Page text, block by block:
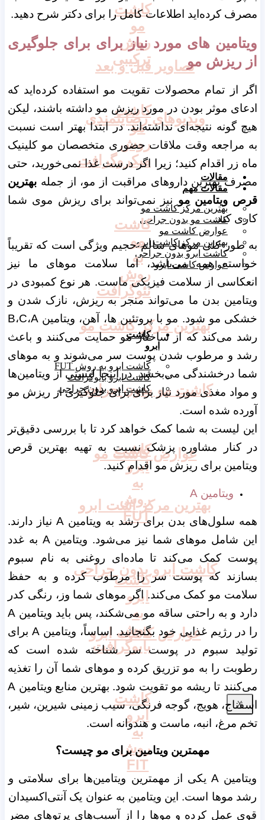
تصاویر قبل و بعد
ویدیوهای رضایتمندی
مقالات
مقالات مهم
بهترین مرکز کاشت مو
کاشت مو بدون جراحی
عوارض کاشت مو
بهترین مرکز کاشت ابرو
کاشت ابرو بدون جراحی
عوارض کاشت ابرو
بهترین مرکز کاشت مو
کاشت مو بدون جراحی
عوارض کاشت مو
بهترین مرکز اشت ابرو
کاشت ابرو بدون جراحی
عوارض کاشت ابرو
X
کاشت
مو
روش
ترکیبی
کاشت
مو
روش
میکروگرافت
کاشت
مو
به
روش
نئوگرافت
کاشت
ابرو
کاشت ابرو به روش FUT
کاشت ابرو بایوگرافت
کاشت ابرو بدون جراحی
کاشت
ابرو
به
روش
FUT
کاشت
ابرو
به
روش
بایوگرافت
کاشت
ابرو
به
روش
FIT
مصرف کرده‌اید اطلاعات کامل را برای دکتر شرح دهید.
ویتامین های مورد نیاز برای برای جلوگیری
از ریزش مو
اگر از تمام محصولات تقویت مو استفاده کرده‌اید که
ادعای موثر بودن در مورد ریزش مو داشته باشند، لیکن
هیچ گونه نتیجه‌ای نداشته‌اند. در ابتدا بهتر است نسبت
به مراجعه وقت ملاقات حضوری متخصصان مو کلینیک
ماه زر اقدام کنید؛ زیرا اگر درست غذا نمی‌خورید، حتی
مصرف بهترین دارو‌های مراقبت از مو، از جمله بهترین
قرص ویتامین مو نیز نمی‌تواند برای ریزش موی شما
کاری کند.
به طور کلی موهای سالم حجیم ویژگی‌ است که تقریباً
خواسته همه می‌باشد، اما سلامت موهای ما نیز
انعکاسی از سلامت فیزیکی ماست. هر نوع کمبودی در
ویتامین بدن ما می‌تواند منجر به ریزش، نازک شدن و
خشکی مو شود. مو با پروتئین ها، آهن، ویتامین B،C،A
رشد می‌کند که از ساختار مو حمایت می‌کنند و باعث
رشد و مرطوب شدن پوست سر می‌شوند و به موهای
شما درخشندگی می‌بخشد. در اینجا لیستی از ویتامین‌ها
و مواد مغذی مورد نیاز برای برای جلوگیری از ریزش مو
آورده شده است.
این لیست به شما کمک خواهد کرد تا با بررسی دقیق‌تر
در کنار مشاوره پزشک نسبت به تهیه بهترین قرص
ویتامین برای ریزش مو اقدام کنید.
ویتامین A
همه سلول‌های بدن برای رشد به ویتامین A نیاز دارند.
این شامل موهای شما نیز می‌شود. ویتامین A به غدد
پوست کمک می‌کند تا ماده‌ای روغنی به نام سبوم
بسازند که پوست سر را مرطوب کرده و به حفظ
سلامت مو کمک می‌کند. اگر موهای شما وز، رنگی کدر
دارد و به راحتی ساقه مو می‌شکند، پس باید ویتامین A
را در رژیم غذایی خود بگنجانید. اساساً، ویتامین A برای
تولید سبوم در پوست سر شناخته شده است که
رطوبت را به مو تزریق کرده و موهای شما آن را تغذیه
می‌کنند تا ریشه مو تقویت شود. بهترین منابع ویتامین A
اسفناج، هویج، گوجه فرنگی، سیب زمینی شیرین، شیر،
تخم مرغ، انبه، ماست و هندوانه است.
مهمترین ویتامین برای مو چیست؟
ویتامین A یکی از مهمترین ویتامین‌ها برای سلامتی و
رشد موها است. این ویتامین به عنوان یک آنتی‌اکسیدان
قوی عمل کرده و موها را از آسیب‌های پرتوهای مضر